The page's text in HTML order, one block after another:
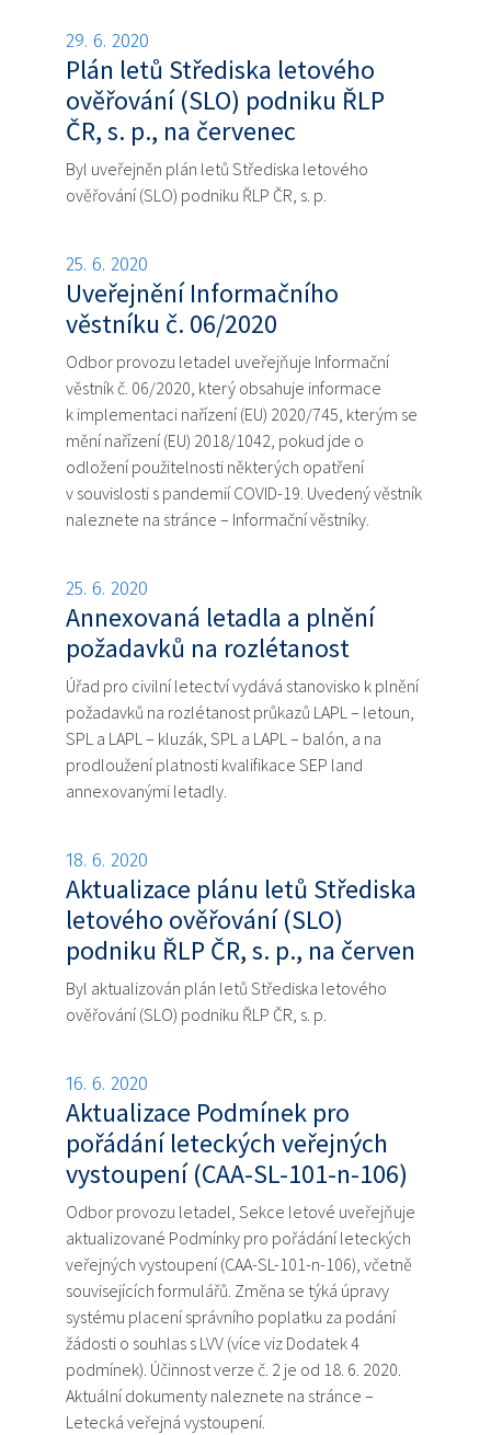
29. 6. 2020
Plán letů Střediska letového
ověřování (SLO) podniku ŘLP
ČR, s. p., na červenec
Byl uveřejněn plán letů Střediska letového
ověřování (SLO) podniku ŘLP ČR, s. p.
25. 6. 2020
Uveřejnění Informačního
věstníku č. 06/2020
Odbor provozu letadel uveřejňuje Informační
věstník č. 06/2020, který obsahuje informace
k implementaci nařízení (EU) 2020/745, kterým se
mění nařízení (EU) 2018/1042, pokud jde o
odložení použitelnosti některých opatření
v souvislosti s pandemií COVID-19. Uvedený věstník
naleznete na stránce – Informační věstníky.
25. 6. 2020
Annexovaná letadla a plnění
požadavků na rozlétanost
Úřad pro civilní letectví vydává stanovisko k plnění
požadavků na rozlétanost průkazů LAPL – letoun,
SPL a LAPL – kluzák, SPL a LAPL – balón, a na
prodloužení platnosti kvalifikace SEP land
annexovanými letadly.
18. 6. 2020
Aktualizace plánu letů Střediska
letového ověřování (SLO)
podniku ŘLP ČR, s. p., na červen
Byl aktualizován plán letů Střediska letového
ověřování (SLO) podniku ŘLP ČR, s. p.
16. 6. 2020
Aktualizace Podmínek pro
pořádání leteckých veřejných
vystoupení (CAA-SL-101-n-106)
Odbor provozu letadel, Sekce letové uveřejňuje
aktualizované Podmínky pro pořádání leteckých
veřejných vystoupení (CAA-SL-101-n-106), včetně
souvisejících formulářů. Změna se týká úpravy
systému placení správního poplatku za podání
žádosti o souhlas s LVV (více viz Dodatek 4
podmínek). Účinnost verze č. 2 je od 18. 6. 2020.
Aktuální dokumenty naleznete na stránce –
Letecká veřejná vystoupení.